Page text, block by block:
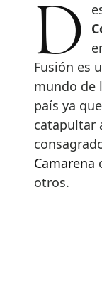
Fusión es
mundo de
país ya
catapultar
Camarena
otros.